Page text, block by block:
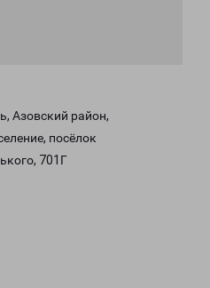
Азовский район,
посёлок
701Г